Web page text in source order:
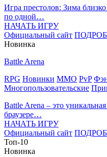
Игра престолов: Зима
по одной…
НАЧАТЬ ИГРУ
Официальный сайт
Новинка
Battle Arena
RPG Новинки MMO PvP
Многопользовательские
Battle Arena – это
браузере…
НАЧАТЬ ИГРУ
Официальный сайт
Топ-10
Новинка